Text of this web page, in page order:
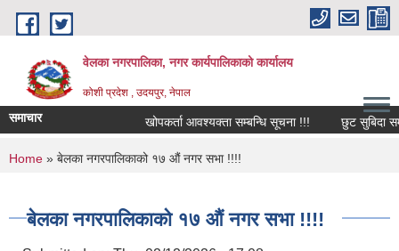
Skip to main content
वेलका नगरपालिका, नगर कार्यपालिकाको कार्यालय
कोशी प्रदेश , उदयपुर, नेपाल
समाचार खोपकर्ता आवश्यक्ता सम्बन्धि सूचना !!! छुट सुबिदा
You are here
Home » बेलका नगरपालिकाको १७ औं नगर सभा !!!!
बेलका नगरपालिकाको १७ औं नगर सभा !!!!